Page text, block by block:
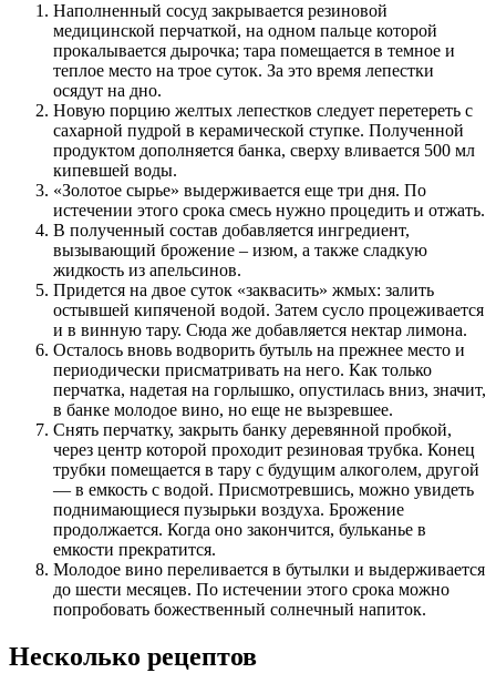
Наполненный сосуд закрывается резиновой
медицинской перчаткой, на одном пальце которой
прокалывается дырочка; тара помещается в темное и
теплое место на трое суток. За это время лепестки
осядут на дно.
Новую порцию желтых лепестков следует перетереть с
сахарной пудрой в керамической ступке. Полученной
продуктом дополняется банка, сверху вливается 500 мл
кипевшей воды.
«Золотое сырье» выдерживается еще три дня. По
истечении этого срока смесь нужно процедить и отжать.
В полученный состав добавляется ингредиент,
вызывающий брожение – изюм, а также сладкую
жидкость из апельсинов.
Придется на двое суток «заквасить» жмых: залить
остывшей кипяченой водой. Затем сусло процеживается
и в винную тару. Сюда же добавляется нектар лимона.
Осталось вновь водворить бутыль на прежнее место и
периодически присматривать на него. Как только
перчатка, надетая на горлышко, опустилась вниз, значит,
в банке молодое вино, но еще не вызревшее.
Снять перчатку, закрыть банку деревянной пробкой,
через центр которой проходит резиновая трубка. Конец
трубки помещается в тару с будущим алкоголем, другой
— в емкость с водой. Присмотревшись, можно увидеть
поднимающиеся пузырьки воздуха. Брожение
продолжается. Когда оно закончится, бульканье в
емкости прекратится.
Молодое вино переливается в бутылки и выдерживается
до шести месяцев. По истечении этого срока можно
попробовать божественный солнечный напиток.
Несколько рецептов